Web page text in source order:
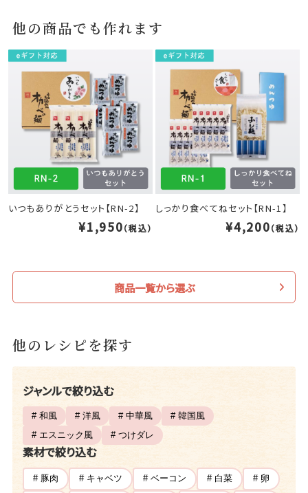
他の商品でも作れます
いつもありがとうセット【RN-2】
¥1,950（税込）
しっかり食べてねセット【RN-1】
¥4,200（税込）
商品一覧から選ぶ
他のレシピを探す
ジャンルで絞り込む
# 和風 # 洋風 # 中華風
# 韓国風
# エスニック風
# つけダレ
素材で絞り込む
# 豚肉 # キャベツ # ベーコン # 白菜 # 卵